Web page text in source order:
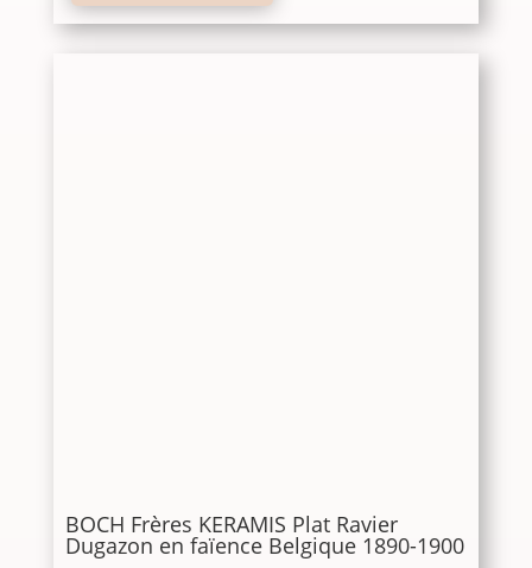
BOCH Frères KERAMIS Plat Ravier
Dugazon en faïence Belgique 1890-1900